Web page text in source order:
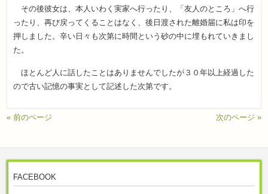
その後彼女は、本人いわく実家へ行ったり、「友人のところ」へ行
ったり、再び戻ってくることはなく、後日渡された離婚届に私は印を
押しました。辛い日々も次第に時間という砂の中に埋もれていきまし
た。
ほとんど人に話したことはありませんでしたが３０年以上経過した
ので古い記憶の事実として記述した次第です。
« 前のページ 次のページ »
FACEBOOK